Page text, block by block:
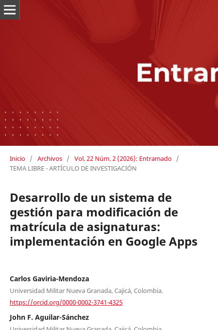
Inicio / Archivos / Vol. 22 Núm. 2 (2026): Entramado /
TEMA LIBRE - ARTÍCULO DE INVESTIGACIÓN
Desarrollo de un sistema de
gestión para modificación de
matrícula de asignaturas:
implementación en Google Apps
Carlos Gaviria-Mendoza
Universidad Militar Nueva Granada, Cajicá, Colombia.
https://orcid.org/0000-0002-3741-4325
John F. Aguilar-Sánchez